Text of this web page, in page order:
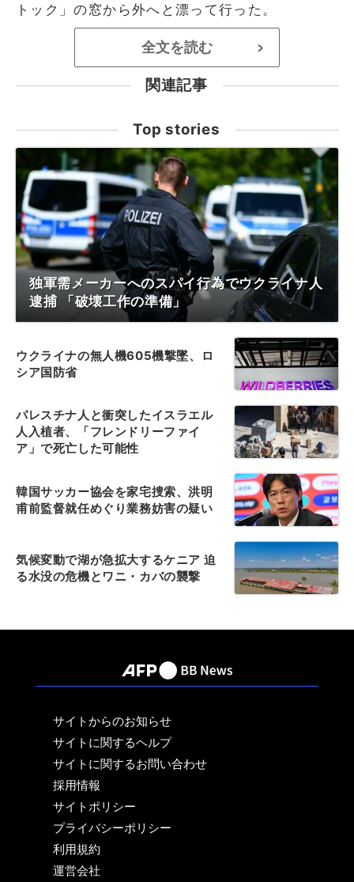
トック」の窓から外へと漂って行った。
全文を読む >
関連記事
Top stories
独軍需メーカーへのスパイ行為でウクライナ人
逮捕 「破壊工作の準備」
ウクライナの無人機605機撃墜、ロ
シア国防省
パレスチナ人と衝突したイスラエル
人入植者、「フレンドリーファイ
ア」で死亡した可能性
韓国サッカー協会を家宅捜索、洪明
甫前監督就任めぐり業務妨害の疑い
気候変動で湖が急拡大するケニア 迫
る水没の危機とワニ・カバの襲撃
サイトからのお知らせ
サイトに関するヘルプ
サイトに関するお問い合わせ
採用情報
サイトポリシー
プライバシーポリシー
利用規約
運営会社